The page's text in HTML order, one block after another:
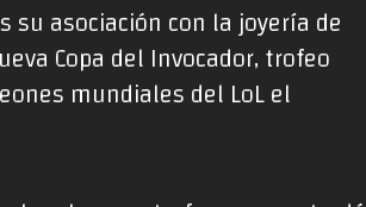
su asociación con la joyería de
Copa del Invocador, trofeo
mundiales del LoL el